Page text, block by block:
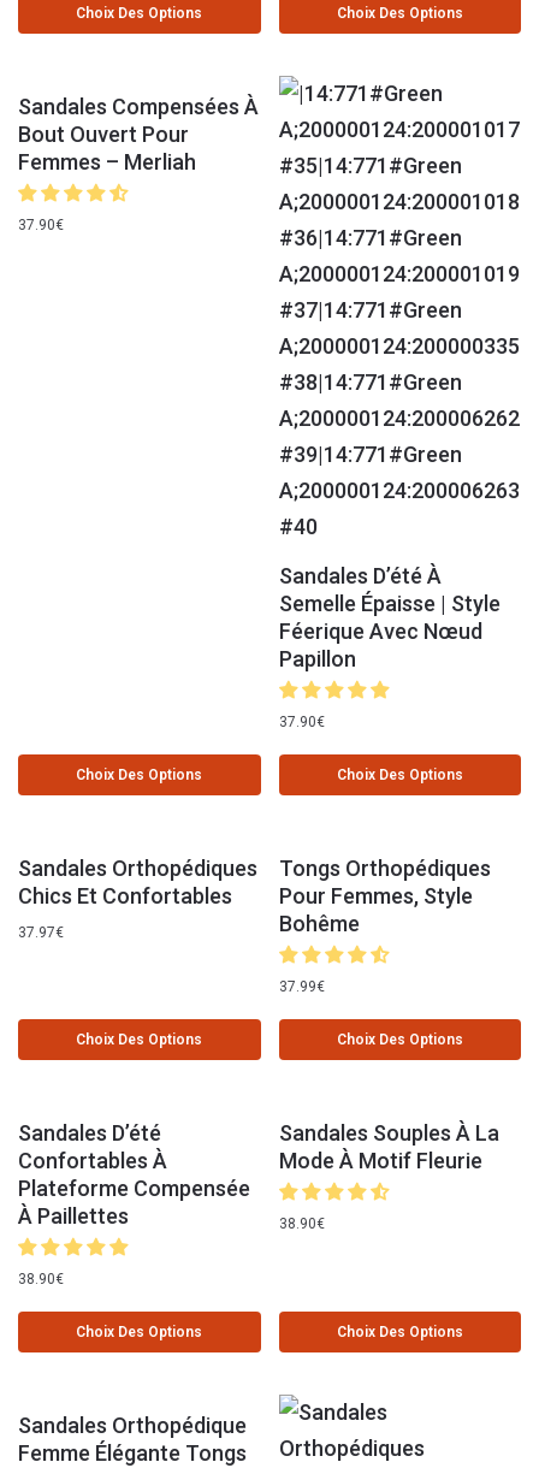
Choix Des Options Choix Des Options
Sandales Compensées À
Bout Ouvert Pour
Femmes – Merliah
37.90€
Choix Des Options
Sandales D’été À
Semelle Épaisse | Style
Féerique Avec Nœud
Papillon
37.90€
Choix Des Options
Sandales Orthopédiques
Chics Et Confortables
37.97€
Choix Des Options
Tongs Orthopédiques
Pour Femmes, Style
Bohême
37.99€
Choix Des Options
Sandales D’été
Confortables À
Plateforme Compensée
À Paillettes
38.90€
Choix Des Options
Sandales Souples À La
Mode À Motif Fleurie
38.90€
Choix Des Options
Sandales Orthopédique
Femme Élégante Tongs